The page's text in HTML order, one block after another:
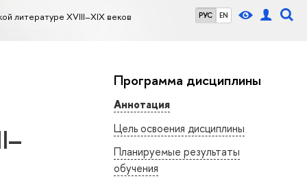
РУС EN
литературе XVIII–XIX веков
Программа дисциплины
Аннотация
Цель освоения дисциплины
Планируемые результаты
обучения